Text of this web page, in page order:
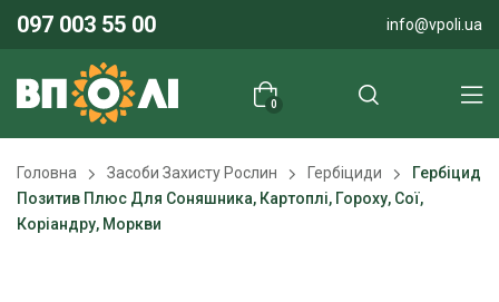
097 003 55 00 info@vpoli.ua
0
Головна Засоби Захисту Рослин Гербіциди
Гербіцид
Позитив Плюс Для Соняшника, Картоплі, Гороху, Сої,
Коріандру, Моркви